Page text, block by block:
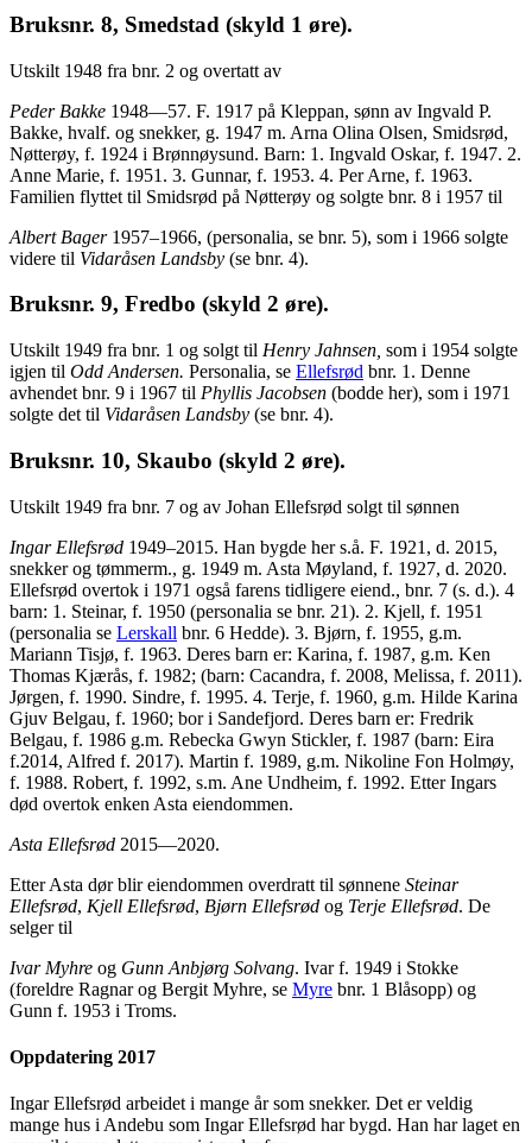
Bruksnr. 8, Smedstad (skyld 1 øre).
Utskilt 1948 fra bnr. 2 og overtatt av
Peder Bakke 1948—57. F. 1917 på Kleppan, sønn av Ingvald P.
Bakke, hvalf. og snekker, g. 1947 m. Arna Olina Olsen, Smidsrød,
Nøtterøy, f. 1924 i Brønnøysund. Barn: 1. Ingvald Oskar, f. 1947. 2.
Anne Marie, f. 1951. 3. Gunnar, f. 1953. 4. Per Arne, f. 1963.
Familien flyttet til Smidsrød på Nøtterøy og solgte bnr. 8 i 1957 til
Albert Bager1957–1966, (personalia, se bnr. 5), som i 1966 solgte
videre til Vidaråsen Landsby (se bnr. 4).
Bruksnr. 9, Fredbo (skyld 2 øre).
Utskilt 1949 fra bnr. 1 og solgt til Henry Jahnsen, som i 1954 solgte
igjen til Odd Andersen. Personalia, se Ellefsrød bnr. 1. Denne
avhendet bnr. 9 i 1967 til Phyllis Jacobsen (bodde her), som i 1971
solgte det til Vidaråsen Landsby (se bnr. 4).
Bruksnr. 10, Skaubo (skyld 2 øre).
Utskilt 1949 fra bnr. 7 og av Johan Ellefsrød solgt til sønnen
Ingar Ellefsrød 1949–2015. Han bygde her s.å. F. 1921, d. 2015,
snekker og tømmerm., g. 1949 m. Asta Møyland, f. 1927, d. 2020.
Ellefsrød overtok i 1971 også farens tidligere eiend., bnr. 7 (s. d.). 4
barn: 1. Steinar, f. 1950 (personalia se bnr. 21). 2. Kjell, f. 1951
(personalia se Lerskall bnr. 6 Hedde). 3. Bjørn, f. 1955, g.m.
Mariann Tisjø, f. 1963. Deres barn er: Karina, f. 1987, g.m. Ken
Thomas Kjærås, f. 1982; (barn: Cacandra, f. 2008, Melissa, f. 2011).
Jørgen, f. 1990. Sindre, f. 1995. 4. Terje, f. 1960, g.m. Hilde Karina
Gjuv Belgau, f. 1960; bor i Sandefjord. Deres barn er: Fredrik
Belgau, f. 1986 g.m. Rebecka Gwyn Stickler, f. 1987 (barn: Eira
f.2014, Alfred f. 2017). Martin f. 1989, g.m. Nikoline Fon Holmøy,
f. 1988. Robert, f. 1992, s.m. Ane Undheim, f. 1992. Etter Ingars
død overtok enken Asta eiendommen.
Asta Ellefsrød 2015—2020.
Etter Asta dør blir eiendommen overdratt til sønnene Steinar
Ellefsrød, Kjell Ellefsrød, Bjørn Ellefsrød og Terje Ellefsrød. De
selger til
Ivar Myhre og Gunn Anbjørg Solvang. Ivar f. 1949 i Stokke
(foreldre Ragnar og Bergit Myhre, se Myre bnr. 1 Blåsopp) og
Gunn f. 1953 i Troms.
Oppdatering 2017
Ingar Ellefsrød arbeidet i mange år som snekker. Det er veldig
mange hus i Andebu som Ingar Ellefsrød har bygd. Han har laget en